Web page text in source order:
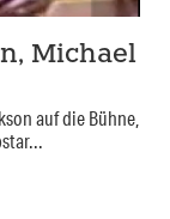
Michael
auf die Bühne,